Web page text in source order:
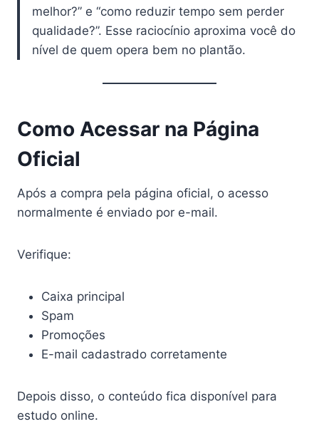
melhor?” e “como reduzir tempo sem perder
qualidade?”. Esse raciocínio aproxima você do
nível de quem opera bem no plantão.
Como Acessar na Página
Oficial
Após a compra pela página oficial, o acesso
normalmente é enviado por e-mail.
Verifique:
Caixa principal
Spam
Promoções
E-mail cadastrado corretamente
Depois disso, o conteúdo fica disponível para
estudo online.